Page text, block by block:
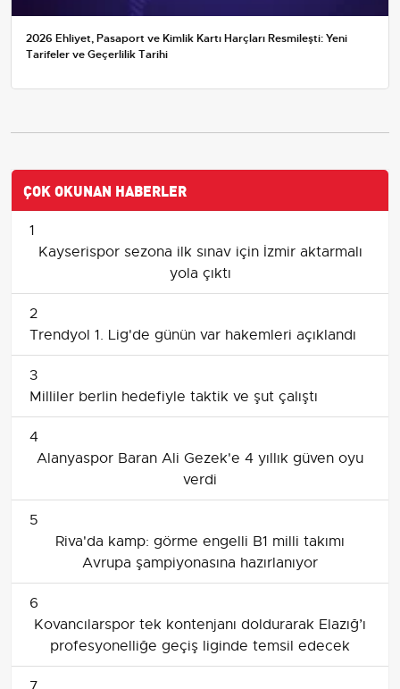
2026 Ehliyet, Pasaport ve Kimlik Kartı Harçları Resmileşti: Yeni
Tarifeler ve Geçerlilik Tarihi
ÇOK OKUNAN HABERLER
1
Kayserispor sezona ilk sınav için İzmir aktarmalı
yola çıktı
2
Trendyol 1. Lig'de günün var hakemleri açıklandı
3
Milliler berlin hedefiyle taktik ve şut çalıştı
4
Alanyaspor Baran Ali Gezek'e 4 yıllık güven oyu
verdi
5
Riva'da kamp: görme engelli B1 milli takımı
Avrupa şampiyonasına hazırlanıyor
6
Kovancılarspor tek kontenjanı doldurarak Elazığ’ı
profesyonelliğe geçiş liginde temsil edecek